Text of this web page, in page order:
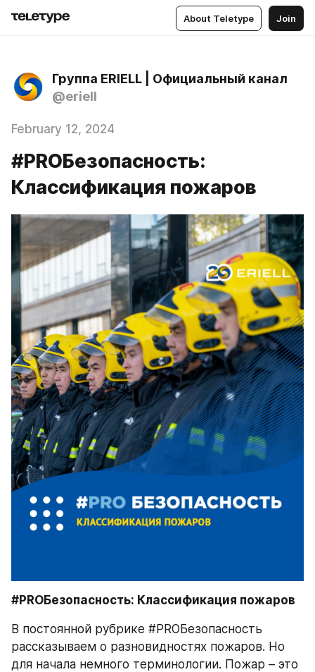
About Teletype Join
Группа ERIELL | Официальный канал
@eriell
February 12, 2024
#PROБезопасность:
Классификация пожаров
#PROБезопасность: Классификация пожаров
В постоянной рубрике #PROБезопасность
рассказываем о разновидностях пожаров. Но
для начала немного терминологии. Пожар – это